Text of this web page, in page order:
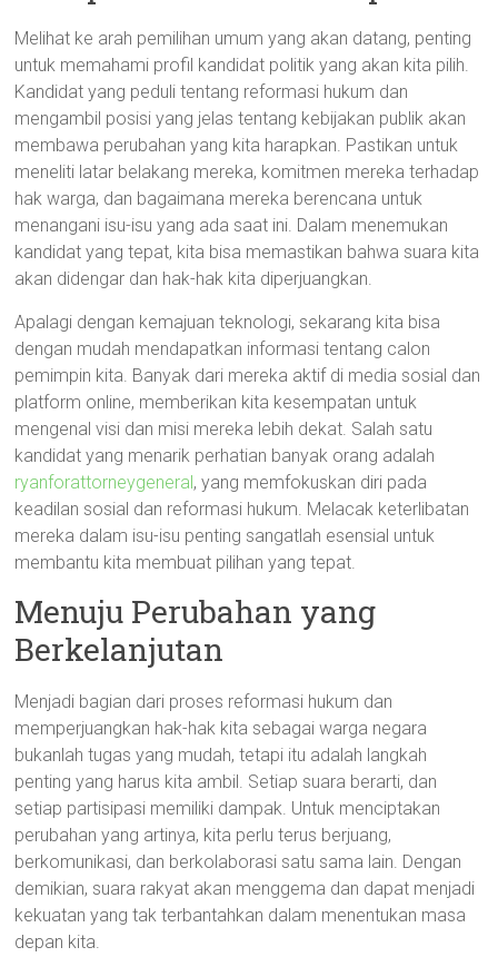
Melihat ke arah pemilihan umum yang akan datang, penting
untuk memahami profil kandidat politik yang akan kita pilih.
Kandidat yang peduli tentang reformasi hukum dan
mengambil posisi yang jelas tentang kebijakan publik akan
membawa perubahan yang kita harapkan. Pastikan untuk
meneliti latar belakang mereka, komitmen mereka terhadap
hak warga, dan bagaimana mereka berencana untuk
menangani isu-isu yang ada saat ini. Dalam menemukan
kandidat yang tepat, kita bisa memastikan bahwa suara kita
akan didengar dan hak-hak kita diperjuangkan.
Apalagi dengan kemajuan teknologi, sekarang kita bisa
dengan mudah mendapatkan informasi tentang calon
pemimpin kita. Banyak dari mereka aktif di media sosial dan
platform online, memberikan kita kesempatan untuk
mengenal visi dan misi mereka lebih dekat. Salah satu
kandidat yang menarik perhatian banyak orang adalah
ryanforattorneygeneral, yang memfokuskan diri pada
keadilan sosial dan reformasi hukum. Melacak keterlibatan
mereka dalam isu-isu penting sangatlah esensial untuk
membantu kita membuat pilihan yang tepat.
Menuju Perubahan yang
Berkelanjutan
Menjadi bagian dari proses reformasi hukum dan
memperjuangkan hak-hak kita sebagai warga negara
bukanlah tugas yang mudah, tetapi itu adalah langkah
penting yang harus kita ambil. Setiap suara berarti, dan
setiap partisipasi memiliki dampak. Untuk menciptakan
perubahan yang artinya, kita perlu terus berjuang,
berkomunikasi, dan berkolaborasi satu sama lain. Dengan
demikian, suara rakyat akan menggema dan dapat menjadi
kekuatan yang tak terbantahkan dalam menentukan masa
depan kita.